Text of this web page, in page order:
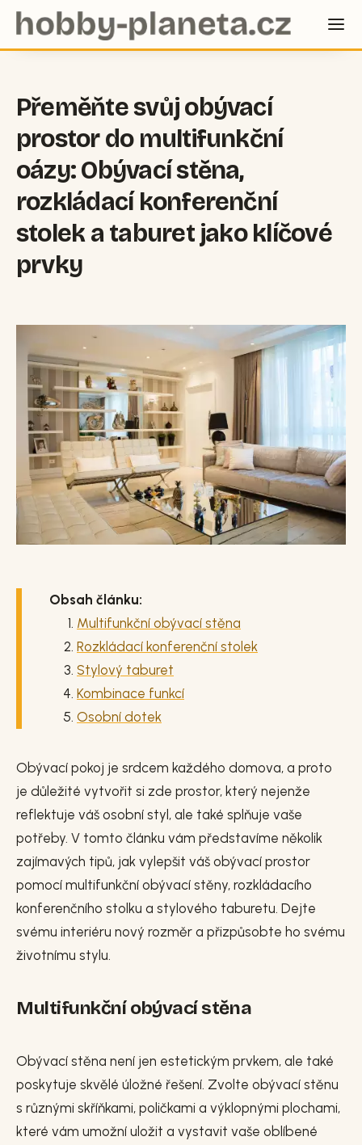
Přeměňte svůj obývací
prostor do multifunkční
oázy: Obývací stěna,
rozkládací konferenční
stolek a taburet jako klíčové
prvky
Obsah článku:
Multifunkční obývací stěna
Rozkládací konferenční stolek
Stylový taburet
Kombinace funkcí
Osobní dotek
Obývací pokoj je srdcem každého domova, a proto
je důležité vytvořit si zde prostor, který nejenže
reflektuje váš osobní styl, ale také splňuje vaše
potřeby. V tomto článku vám představíme několik
zajímavých tipů, jak vylepšit váš obývací prostor
pomocí multifunkční obývací stěny, rozkládacího
konferenčního stolku a stylového taburetu. Dejte
svému interiéru nový rozměr a přizpůsobte ho svému
životnímu stylu.
Multifunkční obývací stěna
Obývací stěna není jen estetickým prvkem, ale také
poskytuje skvělé úložné řešení. Zvolte obývací stěnu
s různými skříňkami, poličkami a výklopnými plochami,
které vám umožní uložit a vystavit vaše oblíbené